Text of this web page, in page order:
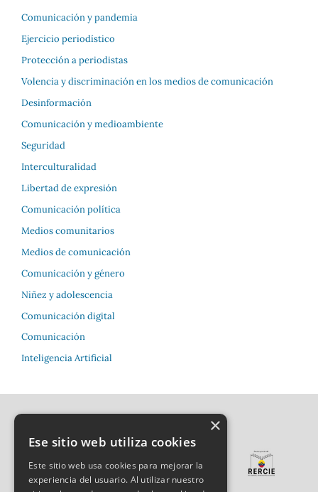
Comunicación y pandemia
Ejercicio periodístico
Protección a periodistas
Volencia y discriminación en los medios de comunicación
Desinformación
Comunicación y medioambiente
Seguridad
Interculturalidad
Libertad de expresión
Comunicación política
Medios comunitarios
Medios de comunicación
Comunicación y género
Niñez y adolescencia
Comunicación digital
Comunicación
Inteligencia Artificial
×
Ese sitio web utiliza cookies
Este sitio web usa cookies para mejorar la
experiencia del usuario. Al utilizar nuestro